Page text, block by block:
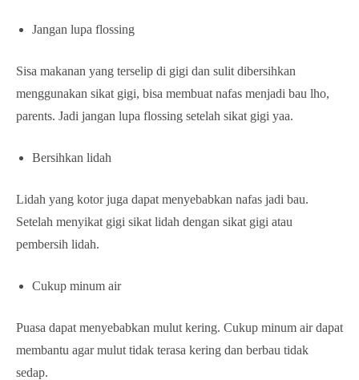
Jangan lupa flossing
Sisa makanan yang terselip di gigi dan sulit dibersihkan
menggunakan sikat gigi, bisa membuat nafas menjadi bau lho,
parents. Jadi jangan lupa flossing setelah sikat gigi yaa.
Bersihkan lidah
Lidah yang kotor juga dapat menyebabkan nafas jadi bau.
Setelah menyikat gigi sikat lidah dengan sikat gigi atau
pembersih lidah.
Cukup minum air
Puasa dapat menyebabkan mulut kering. Cukup minum air dapat
membantu agar mulut tidak terasa kering dan berbau tidak
sedap.